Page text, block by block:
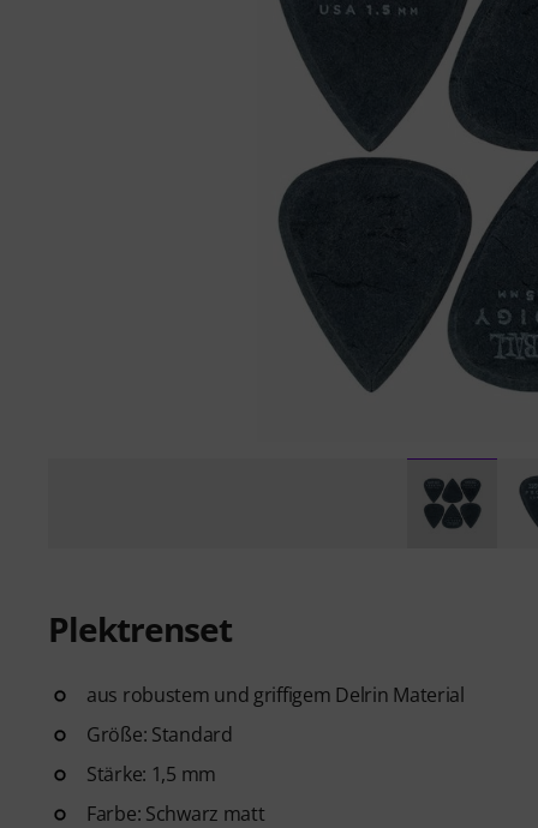
Plektrenset
aus robustem und griffigem Delrin Material
Größe: Standard
Stärke: 1,5 mm
Farbe: Schwarz matt